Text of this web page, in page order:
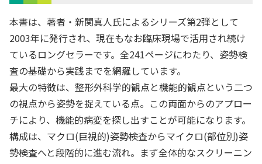
本書は、著者・新関真人氏によるシリーズ第2弾として
2003年に発行され、現在もなお臨床現場で活用され続け
ているロングセラーです。全241ページにわたり、姿勢検
査の基礎から実践までを網羅しています。
最大の特徴は、整形外科学的観点と機能的観点という二つ
の視点から姿勢を捉えている点。この両面からのアプロー
チにより、機能的病変を探し出すことが可能になります。
構成は、マクロ(巨視的)姿勢検査からマイクロ(部位別)姿
勢検査へと段階的に進む流れ。まず全体的なスクリーニン